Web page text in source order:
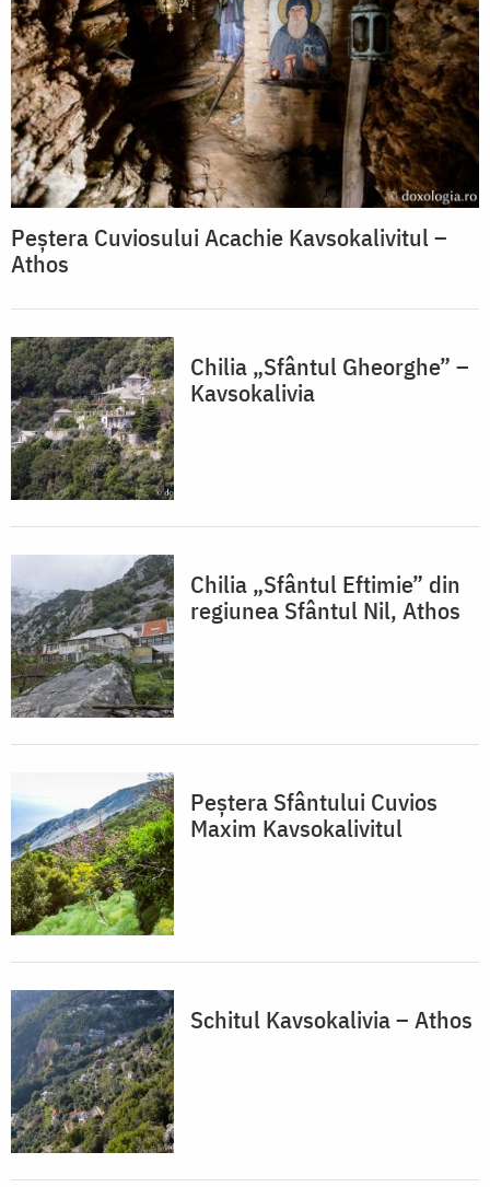
Peștera Cuviosului Acachie Kavsokalivitul –
Athos
Chilia „Sfântul Gheorghe” –
Kavsokalivia
Chilia „Sfântul Eftimie” din
regiunea Sfântul Nil, Athos
Peștera Sfântului Cuvios
Maxim Kavsokalivitul
Schitul Kavsokalivia – Athos